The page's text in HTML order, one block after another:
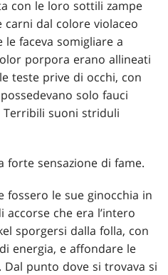
con le loro sottili zampe
carni dal colore violaceo
faceva somigliare a
porpora erano allineati
teste prive di occhi, con
solo fauci
suoni striduli
forte sensazione di fame.
fossero le sue ginocchia in
che era l’intero
sporgersi dalla folla, con
energia, e affondare le
punto dove si trovava si